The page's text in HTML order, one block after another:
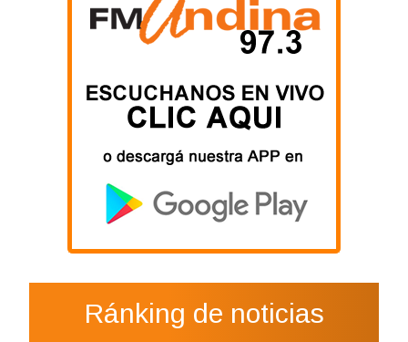
Ránking de noticias